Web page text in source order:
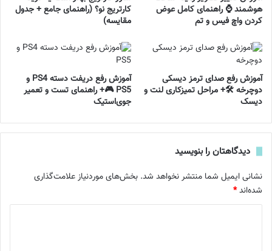
هوشمند ⌚ راهنمای کامل عوض
کردن واچ فیس و تم
کارتریج نو؟ (راهنمای جامع + جدول
مقایسه)
آموزش رفع صدای ترمز دیسکی
دوچرخه 🛠️+ مراحل تمیزکاری لنت و
دیسک
آموزش رفع دریفت دسته PS4 و
PS5 🎮+ راهنمای تست و تعمیر
جوی‌استیک
دیدگاهتان را بنویسید
نشانی ایمیل شما منتشر نخواهد شد. بخش‌های موردنیاز علامت‌گذاری
شده‌اند*